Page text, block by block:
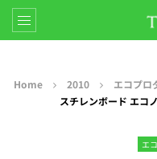
Home 2010 エコプロ
スチレンボード エコ
エ